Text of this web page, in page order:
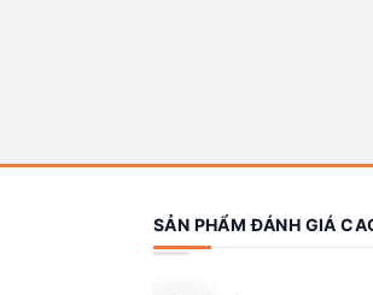
SẢN PHẨM ĐÁNH GIÁ